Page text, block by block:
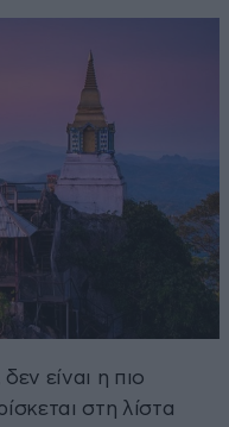
είναι η πιο
στη λίστα